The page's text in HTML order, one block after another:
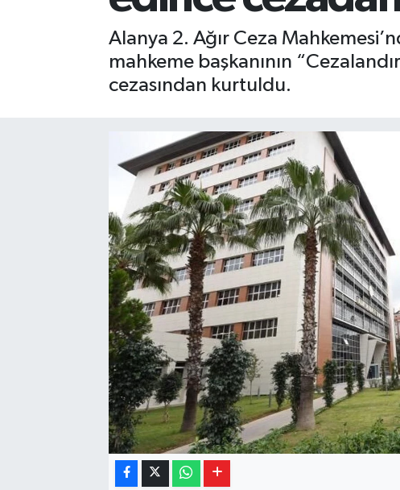
Alanya 2. Ağır Ceza
mahkeme başkanının
cezasından kurtuldu.
Gizlilik İlkeleri - Privacy Policy